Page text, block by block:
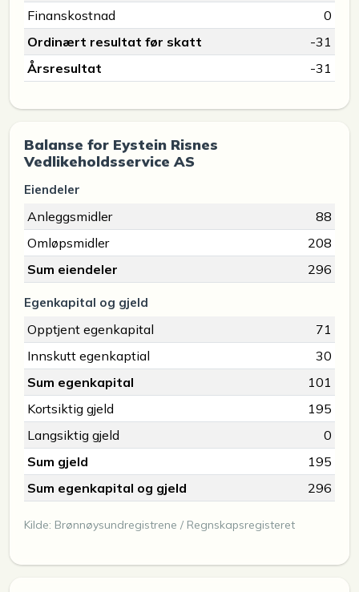
Finanskostnad
0
Ordinært resultat før skatt
-31
Årsresultat
-31
Balanse for Eystein Risnes
Vedlikeholdsservice AS
Eiendeler
Anleggsmidler
88
Omløpsmidler
208
Sum eiendeler
296
Egenkapital og gjeld
Opptjent egenkapital
71
Innskutt egenkaptial
30
Sum egenkapital
101
Kortsiktig gjeld
195
Langsiktig gjeld
0
Sum gjeld
195
Sum egenkapital og gjeld
296
Kilde: Brønnøysundregistrene / Regnskapsregisteret